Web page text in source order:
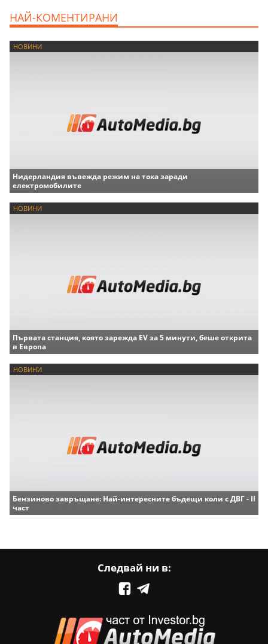
НАЙ-КОМЕНТИРАНИ
НОВИНИ
Нидерландия въвежда режим на тока заради
електромобилите
НОВИНИ
Първата станция, която зарежда EV за 5 минути, беше открита
в Европа
НОВИНИ
Бензиново завръщане: Най-интересните бъдещи коли с ДВГ - II
част
Следвай ни в: